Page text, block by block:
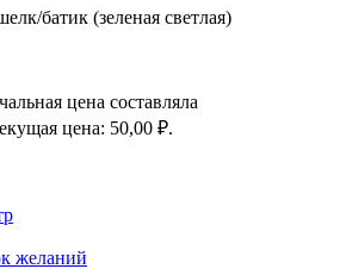
батик (зеленая светлая)
цена составляла
цена: 50,00 ₽.
желаний